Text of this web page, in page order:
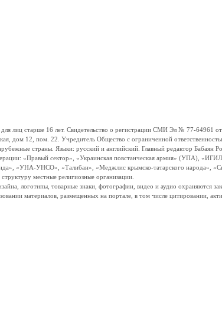
старше 16 лет. Свидетельство о регистрации СМИ Эл № 77-64961
дом 12, пом. 22. Учредитель Общество с ограниченной
страны. Языки: русский и английский. Главный редактор
«Правый сектор», «Украинская повстанческая армия» (УПА),
«УНА-УНСО», «Талибан», «Меджлис крымско-татарского народа»,
местные религиозные организации.
логотипы, товарные знаки, фотографии, видео и аудио охраняются
материалов, размещенных на портале, в том числе цитировании,